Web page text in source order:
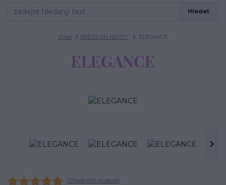
Hledat
Úvod PRESS ON NEHTY ELEGANCE
ELEGANCE
Ohodnotit produkt